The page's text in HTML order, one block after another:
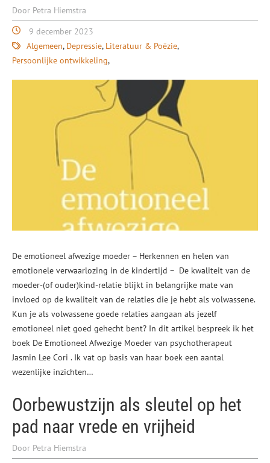
Door Petra Hiemstra
9 december 2023
Algemeen Depressie Literatuur & Poëzie
Persoonlijke ontwikkeling
De emotioneel afwezige moeder – Herkennen en helen van
emotionele verwaarlozing in de kindertijd – De kwaliteit van de
moeder-(of ouder)kind-relatie blijkt in belangrijke mate van
invloed op de kwaliteit van de relaties die je hebt als volwassene.
Kun je als volwassene goede relaties aangaan als jezelf
emotioneel niet goed gehecht bent? In dit artikel bespreek ik het
boek De Emotioneel Afwezige Moeder van psychotherapeut
Jasmin Lee Cori . Ik vat op basis van haar boek een aantal
wezenlijke inzichten…
Oorbewustzijn als sleutel op het
pad naar vrede en vrijheid
Door Petra Hiemstra